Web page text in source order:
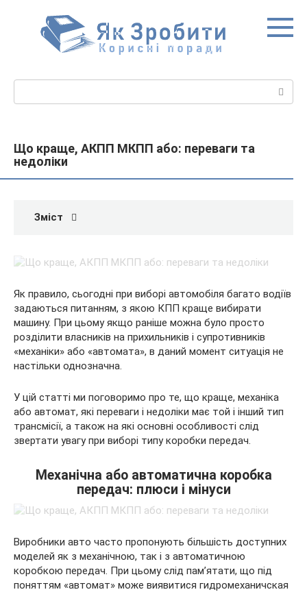
Що краще, АКПП МКПП або: переваги та
недоліки
Зміст
Як правило, сьогодні при виборі автомобіля багато водіїв
задаються питанням, з якою КПП краще вибирати
машину. При цьому якщо раніше можна було просто
розділити власників на прихильників і супротивників
«механіки» або «автомата», в даний момент ситуація не
настільки однозначна.
У цій статті ми поговоримо про те, що краще, механіка
або автомат, які переваги і недоліки має той і інший тип
трансмісії, а також на які основні особливості слід
звертати увагу при виборі типу коробки передач.
Механічна або автоматична коробка
передач: плюси і мінуси
Виробники авто часто пропонують більшість доступних
моделей як з механічною, так і з автоматичною
коробкою передач. При цьому слід пам’ятати, що під
поняттям «автомат» може виявитися гидромеханичская